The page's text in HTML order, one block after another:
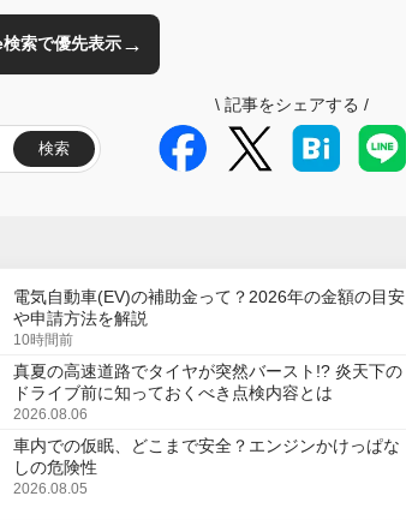
索で優先表示→
検索
\ 記事をシェアする /
電気自動車(EV)の補助金って？2026年の金額の目安
や申請方法を解説
10時間前
真夏の高速道路でタイヤが突然バースト!? 炎天下の
ドライブ前に知っておくべき点検内容とは
2026.08.06
車内での仮眠、どこまで安全？エンジンかけっぱな
しの危険性
2026.08.05